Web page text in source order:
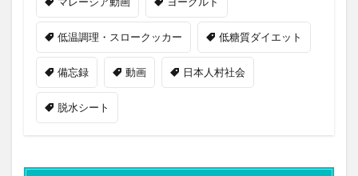
低温調理・スロークッカー 低糖質ダイエット
備忘録 動画 日本人村社会
脱水シート